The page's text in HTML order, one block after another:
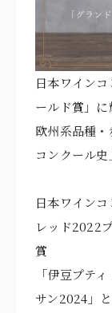
WITH
ウエディ
日本ワイン
ールド賞」に
欧州系品種
コンクール史
日本ワイン
レッド2022
賞
「伊豆プテ
サン2024」